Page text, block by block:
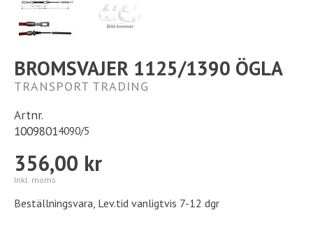
BROMSVAJER 1125/1390 ÖGLA
TRANSPORT TRADING
Artnr.
10098014090/5
356,00 kr
Inkl. moms
Beställningsvara, Lev.tid vanligtvis 7-12 dgr